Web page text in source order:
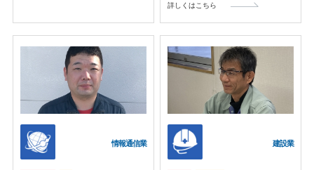
詳しくはこちら
情報通信業 建設業